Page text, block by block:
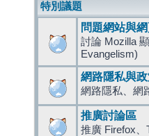
特別議題
問題網站與
討論 Mozilla
Evangelism)
網路隱私與
網路隱私、網
推廣討論區
推廣 Firefox